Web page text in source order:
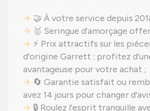
🤝 À votre service depuis
🥇 Seringue d'amorçage
⚡ Prix attractifs sur les
d'origine Garrett : profitez
avantageuse pour votre achat ;
🔄 Garantie satisfait ou
avez 14 jours pour changer
🔒 Roulez l'esprit tranquille